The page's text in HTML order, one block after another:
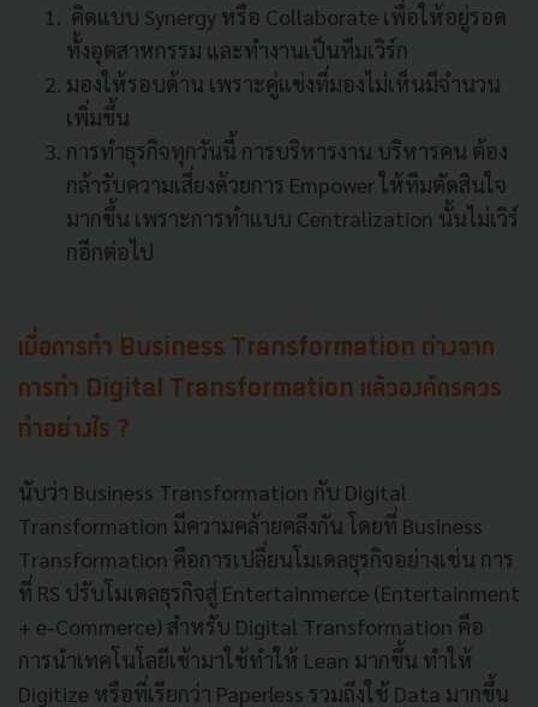
คิดแบบ Synergy หรือ Collaborate เพื่อให้อยู่รอด
ทั้งอุตสาหกรรม และทำงานเป็นทีมเวิร์ก
มองให้รอบด้าน เพราะคู่แข่งที่มองไม่เห็นมีจำนวน
เพิ่มขึ้น
การทำธุรกิจทุกวันนี้ การบริหารงาน บริหารคน ต้อง
กล้ารับความเสี่ยงด้วยการ Empower ให้ทีมตัดสินใจ
มากขึ้น เพราะการทำแบบ Centralization นั้นไม่เวิร์
กอีกต่อไป
เมื่อการทำ Business Transformation ต่างจาก
การทำ Digital Transformation แล้วองค์กรควร
ทำอย่างไร ?
นับว่า Business Transformation กับ Digital
Transformation มีความคล้ายคลึงกัน โดยที่ Business
Transformation คือการเปลี่ยนโมเดลธุรกิจอย่างเช่น การ
ที่ RS ปรับโมเดลธุรกิจสู่ Entertainmerce (Entertainment
+ e-Commerce) สำหรับ Digital Transformation คือ
การนำเทคโนโลยีเข้ามาใช้ทำให้ Lean มากขึ้น ทำให้
Digitize หรือที่เรียกว่า Paperless รวมถึงใช้ Data มากขึ้น